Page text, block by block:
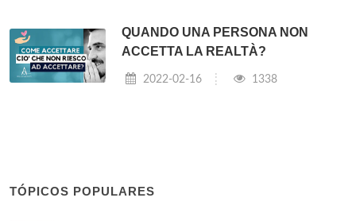
QUANDO UNA PERSONA NON
ACCETTA LA REALTÀ?
2022-02-16 1338
TÓPICOS POPULARES